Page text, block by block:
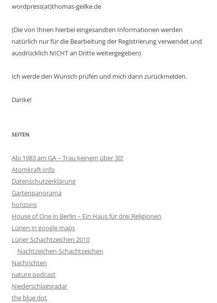
wordpress(at)thomas-geilke.de
(Die von Ihnen hierbei eingesandten Informationen werden
natürlich nur für die Bearbeitung der Registrierung verwendet und
ausdrücklich NICHT an Dritte weitergegeben)
Ich werde den Wunsch prüfen und mich dann zurückmelden.
Danke!
SEITEN
Abi 1983 am GA – Trau keinem über 30!
Atomkraft-Info
Datenschutzerklärung
Gartenpanorama
horizons
House of One in Berlin – Ein Haus für drei Religionen
Lünen in google maps
Lüner Schachtzeichen 2010
Nachtzeichen-Schachtzeichen
Nachrichten
nature podcast
Niederschlagsradar
the blue dot